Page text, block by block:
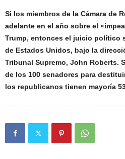
Si los miembros de la Cámara de
adelante en el año sobre el
Trump, entonces el juicio político
de Estados Unidos, bajo la
Tribunal Supremo, John Roberts.
de los 100 senadores para
los republicanos tienen mayoría